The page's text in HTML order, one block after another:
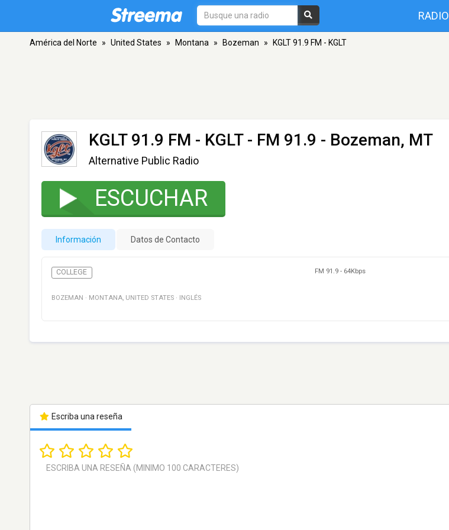
RADIO
América del Norte » United States » Montana » Bozeman » KGLT 91.9 FM - KGLT
KGLT 91.9 FM - KGLT- FM 91.9 - Bozeman, MT
Alternative Public Radio
ESCUCHAR
Información Datos de Contacto
COLLEGE FM 91.9 - 64Kbps
BOZEMAN · MONTANA, UNITED STATES · INGLÉS
Escriba una reseña